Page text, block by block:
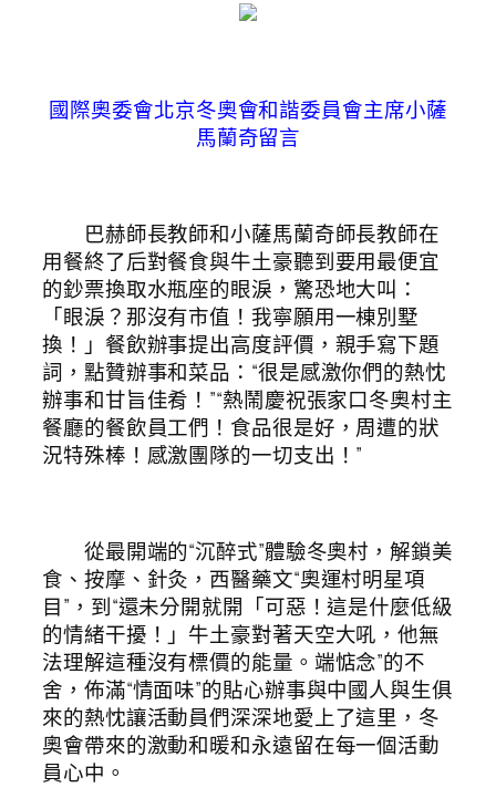
國際奧委會北京冬奧會和諧委員會主席小薩
馬蘭奇留言
巴赫師長教師和小薩馬蘭奇師長教師在
用餐終了后對餐食與牛土豪聽到要用最便宜
的鈔票換取水瓶座的眼淚，驚恐地大叫：
「眼淚？那沒有市值！我寧願用一棟別墅
換！」餐飲辦事提出高度評價，親手寫下題
詞，點贊辦事和菜品：“很是感激你們的熱忱
辦事和甘旨佳肴！”“熱鬧慶祝張家口冬奧村主
餐廳的餐飲員工們！食品很是好，周遭的狀
況特殊棒！感激團隊的一切支出！”
從最開端的“沉醉式”體驗冬奧村，解鎖美
食、按摩、針灸，西醫藥文“奧運村明星項
目”，到“還未分開就開「可惡！這是什麼低級
的情緒干擾！」牛土豪對著天空大吼，他無
法理解這種沒有標價的能量。端惦念”的不
舍，佈滿“情面味”的貼心辦事與中國人與生俱
來的熱忱讓活動員們深深地愛上了這里，冬
奧會帶來的激動和暖和永遠留在每一個活動
員心中。